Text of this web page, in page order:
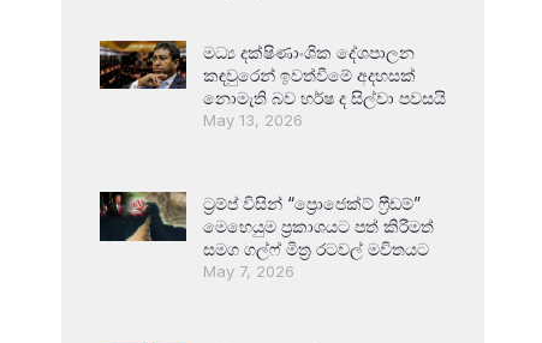
මධ්‍ය දක්ෂිණාංශික දේශපාලන
කඳවුරෙන් ඉවත්වීමේ අදහසක්
නොමැති බව හර්ෂ ද සිල්වා පවසයි
May 13, 2026
ට්‍රම්ප් විසින් “ප්‍රොජෙක්ට් ෆ්‍රීඩම්”
මෙහෙයුම ප්‍රකාශයට පත් කිරීමත්
සමග ගල්ෆ් මිත්‍ර රටවල් මවිතයට
May 7, 2026